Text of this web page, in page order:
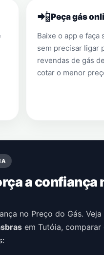
📲Peça gás
Baixe o app e faça
sem precisar ligar
revendas de gás
cotar o menor
a confiança
no Preço do Gás. Veja
em Tutóia, comparar